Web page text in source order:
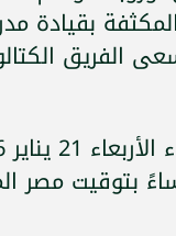
بقيادة
الفريق
بتوقيت مصر